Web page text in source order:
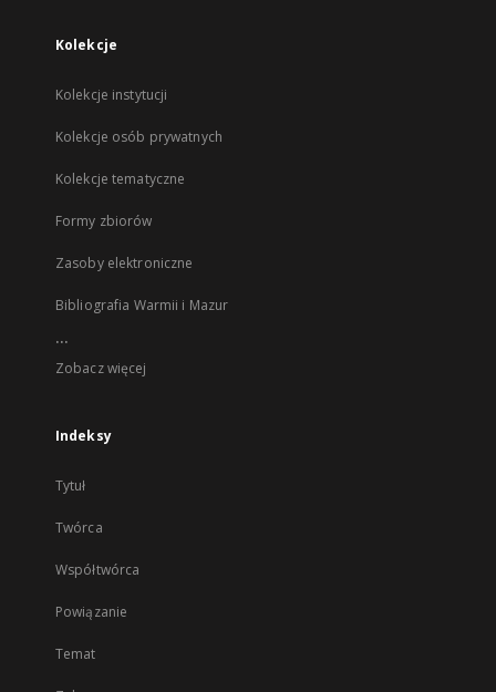
Kolekcje
Kolekcje instytucji
Kolekcje osób prywatnych
Kolekcje tematyczne
Formy zbiorów
Zasoby elektroniczne
Bibliografia Warmii i Mazur
...
Zobacz więcej
Indeksy
Tytuł
Twórca
Współtwórca
Powiązanie
Temat